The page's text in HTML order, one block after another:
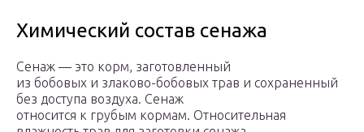
Химический состав сенажа
Сенаж — это корм, заготовленный
из бобовых и злаково-бобовых трав и сохраненный
без доступа воздуха. Сенаж
относится к грубым кормам. Относительная